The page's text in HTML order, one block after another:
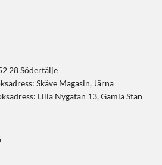
28 Södertälje
Skäve Magasin, Järna
Lilla Nygatan 13, Gamla Stan